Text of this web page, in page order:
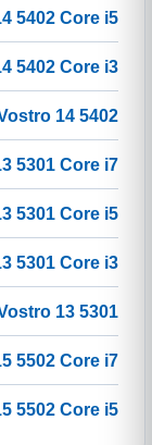
5402 Core i5
5402 Core i3
14 5402
5301 Core i7
5301 Core i5
5301 Core i3
13 5301
5502 Core i7
5502 Core i5